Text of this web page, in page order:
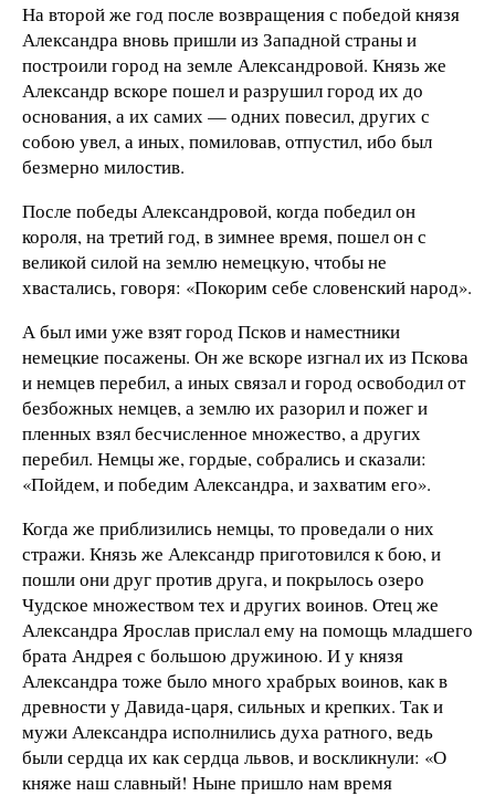
На второй же год после возвращения с победой князя
Александра вновь пришли из Западной страны и
построили город на земле Александровой. Князь же
Александр вскоре пошел и разрушил город их до
основания, а их самих — одних повесил, других с
собою увел, а иных, помиловав, отпустил, ибо был
безмерно милостив.
После победы Александровой, когда победил он
короля, на третий год, в зимнее время, пошел он с
великой силой на землю немецкую, чтобы не
хвастались, говоря: «Покорим себе словенский народ».
А был ими уже взят город Псков и наместники
немецкие посажены. Он же вскоре изгнал их из Пскова
и немцев перебил, а иных связал и город освободил от
безбожных немцев, а землю их разорил и пожег и
пленных взял бесчисленное множество, а других
перебил. Немцы же, гордые, собрались и сказали:
«Пойдем, и победим Александра, и захватим его».
Когда же приблизились немцы, то проведали о них
стражи. Князь же Александр приготовился к бою, и
пошли они друг против друга, и покрылось озеро
Чудское множеством тех и других воинов. Отец же
Александра Ярослав прислал ему на помощь младшего
брата Андрея с большою дружиною. И у князя
Александра тоже было много храбрых воинов, как в
древности у Давида-царя, сильных и крепких. Так и
мужи Александра исполнились духа ратного, ведь
были сердца их как сердца львов, и воскликнули: «О
княже наш славный! Ныне пришло нам время